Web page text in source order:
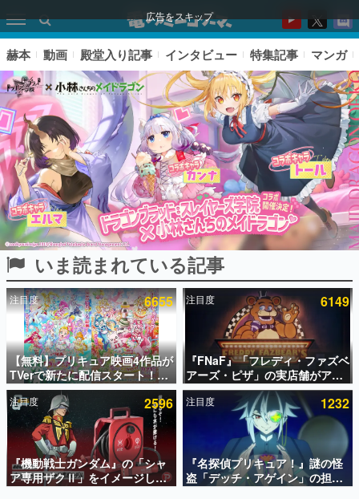
広告をスキップ
ピックアップ
電ファミのいま読まれている記事ランキング
アプリセール情報
インタビュー
連載・特集一覧
殿堂入り記事
SNS拡散数が数千以上！ ページビュー数万以上！ などな
ど。多くの人々に読まれた、電ファミ渾身の“殿堂入り”記
事をまとめました。
赫本 動画 殿堂入り記事 インタビュー 特集記事 マンガ
いま読まれている記事
注目度 6655
【無料】プリキュア映画4作品が
TVerで新たに配信スタート！な
んと2018年～2024年の映画ほぼ
すべてが見放題に、ぶっちゃけ
ありえないラインナップ
注目度 6149
『FNaF』「フレディ・ファズベ
アーズ・ピザ」の実店舗がアメ
リカの商業施設「American
Dream」に2027年オープン！
ScottGamesとの共同開発、食
事だけでなくステージショーや
没入型のホラー体験も楽しめる
注目度 2596
『機動戦士ガンダム』の「シャ
ア専用ザクⅡ」をイメージした
散水ホースリールが予約開始。
注目度 1232
『名探偵プリキュア！』謎の怪
盗「デッチ・アゲイン」の担当
キャストは天﨑滉平さんと判